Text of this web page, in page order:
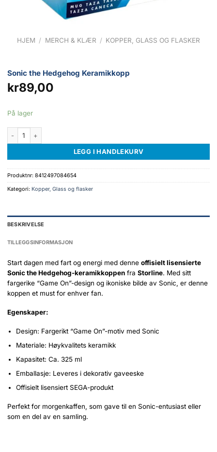
HJEM / MERCH & KLÆR / KOPPER, GLASS OG FLASKER
Sonic the Hedgehog Keramikkopp
kr89,00
På lager
Sonic the Hedgehog Keramikkopp antall
LEGG I HANDLEKURV
Produktnr: 8412497084654
Kategori: Kopper, Glass og flasker
BESKRIVELSE
TILLEGGSINFORMASJON
Start dagen med fart og energi med denne offisielt lisensierte
Sonic the Hedgehog-keramikkoppen fra Storline. Med sitt
fargerike “Game On”-design og ikoniske bilde av Sonic, er denne
koppen et must for enhver fan.
Egenskaper:
Design: Fargerikt “Game On”-motiv med Sonic
Materiale: Høykvalitets keramikk
Kapasitet: Ca. 325 ml
Emballasje: Leveres i dekorativ gaveeske
Offisielt lisensiert SEGA-produkt
Perfekt for morgenkaffen, som gave til en Sonic-entusiast eller
som en del av en samling.